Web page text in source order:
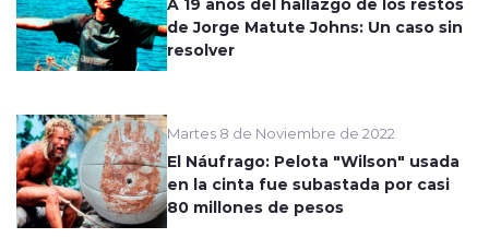
de Jorge Matute Johns: Un caso sin
resolver
Martes 8 de Noviembre de 2022
El Náufrago: Pelota "Wilson" usada
en la cinta fue subastada por casi
80 millones de pesos